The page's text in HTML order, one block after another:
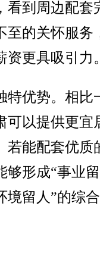
看到周边配套
至的关怀服务
资更具吸引力
优势。相比
可以提供更宜
若能配套优质
够形成“事业
境留人”的综